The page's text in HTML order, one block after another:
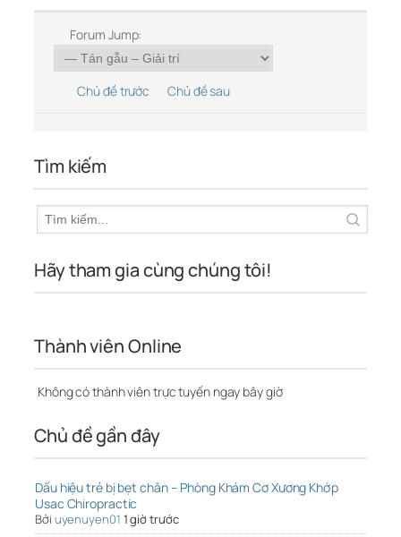
Forum Jump:
Chủ đề trước Chủ đề sau
Tìm kiếm
Hãy tham gia cùng chúng tôi!
Thành viên Online
Không có thành viên trực tuyến ngay bây giờ
Chủ đề gần đây
Dấu hiệu trẻ bị bẹt chân – Phòng Khám Cơ Xương Khớp
Usac Chiropractic
Bởi uyenuyen01 1 giờ trước